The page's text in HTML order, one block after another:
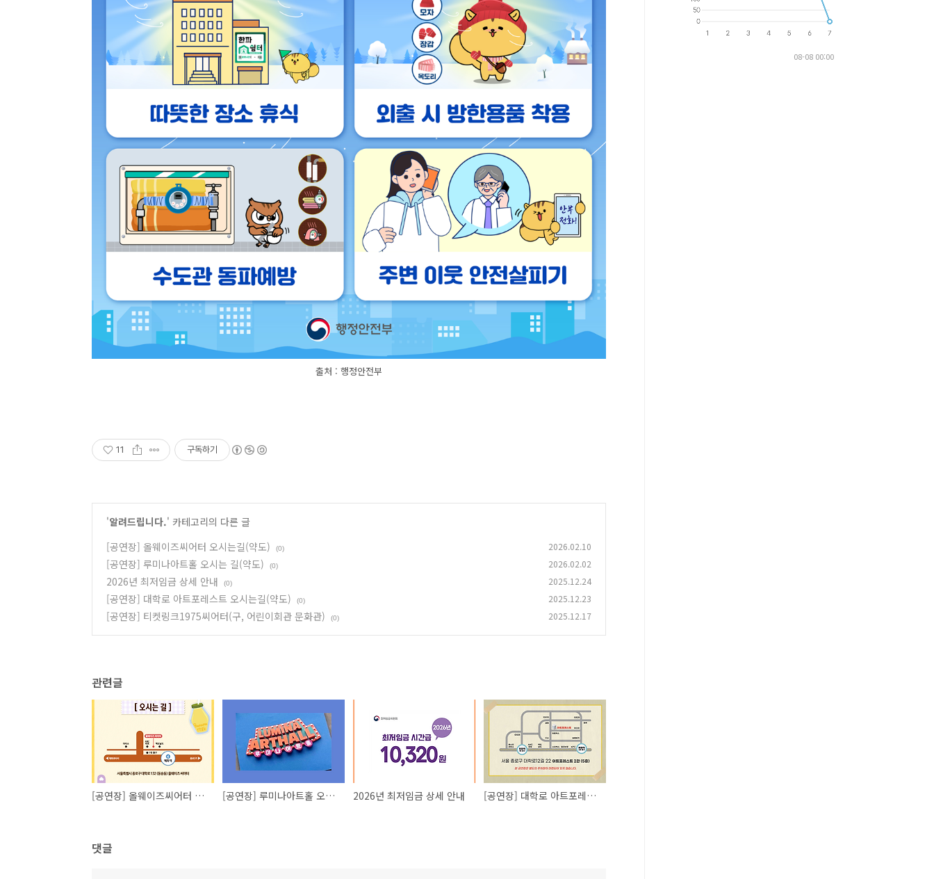
출처 : 행정안전부
11 구독하기
'알려드립니다.' 카테고리의 다른 글
[공연장] 올웨이즈씨어터 오시는길(약도)
(0) 2026.02.10
[공연장] 루미나아트홀 오시는 길(약도) (0) 2026.02.02
2026년 최저임금 상세 안내 (0) 2025.12.24
[공연장] 대학로 아트포레스트 오시는길(약도) (0) 2025.12.23
[공연장] 티켓링크1975씨어터(구, 어린이회관 문화관) (0) 2025.12.17
관련글
[공연장] 올웨이즈씨어터 오시는길(약도) [공연장] 루미나아트홀 오시는 길(약도) 2026년 최저임금 상세 안내 [공연장] 대학로 아트포레스트 오시는길(약도)
댓글
08-08 00:00